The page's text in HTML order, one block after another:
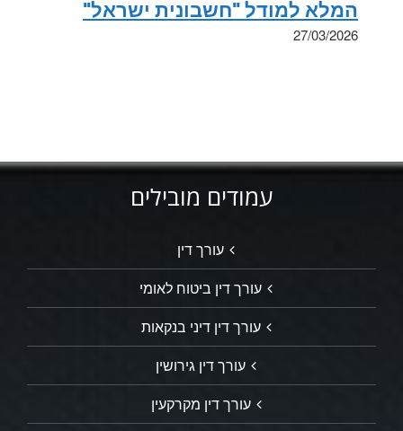
המלא למודל "חשבונית ישראל"
27/03/2026
עמודים מובילים
עורך דין
עורך דין ביטוח לאומי
עורך דין דיני בנקאות
עורך דין גירושין
עורך דין מקרקעין